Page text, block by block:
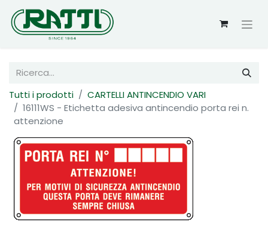
Tutti i prodotti
CARTELLI ANTINCENDIO VARI
16111WS - Etichetta adesiva antincendio porta rei n.
attenzione